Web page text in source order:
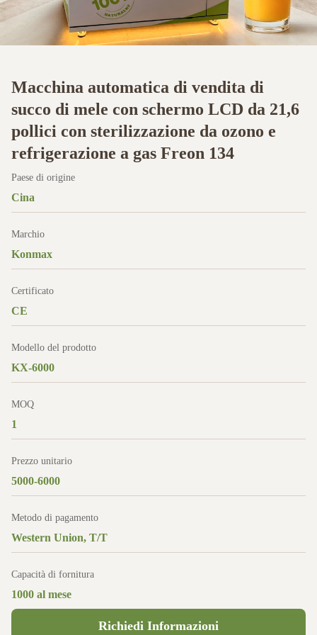
Macchina automatica di vendita di
succo di mele con schermo LCD da 21,6
pollici con sterilizzazione da ozono e
refrigerazione a gas Freon 134
Paese di origine
Cina
Marchio
Konmax
Certificato
CE
Modello del prodotto
KX-6000
MOQ
1
Prezzo unitario
5000-6000
Metodo di pagamento
Western Union, T/T
Capacità di fornitura
1000 al mese
Richiedi Informazioni